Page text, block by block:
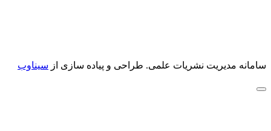
سامانه مدیریت نشریات علمی. طراحی و پیاده سازی از سیناوب